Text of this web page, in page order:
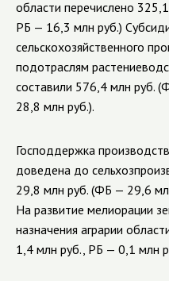
области перечислено
РБ — 16,3 млн руб.)
сельскохозяйственного
подотраслям
составили 576,4 млн руб.
28,8 млн руб.).
Господдержка
доведена до
29,8 млн руб. (ФБ — 29,6
На развитие мелиорации
назначения аграрии
1,4 млн руб., РБ — 0,1 млн